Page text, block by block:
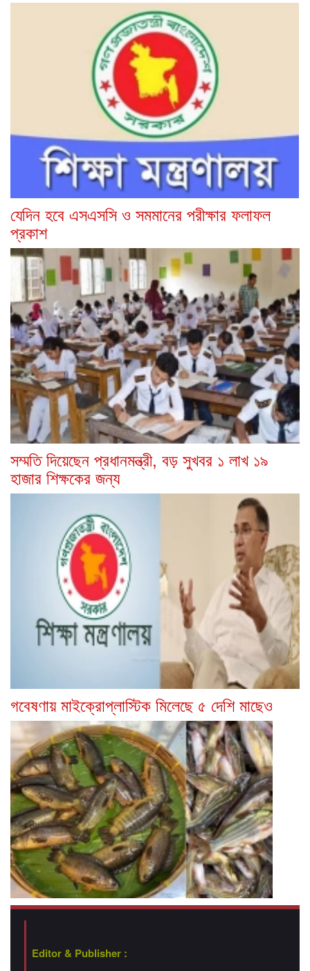
যেদিন হবে এসএসসি ও সমমানের পরীক্ষার ফলাফল
প্রকাশ
সম্মতি দিয়েছেন প্রধানমন্ত্রী, বড় সুখবর ১ লাখ ১৯
হাজার শিক্ষকের জন্য
গবেষণায় মাইক্রোপ্লাস্টিক মিলেছে ৫ দেশি মাছেও
Editor & Publisher :